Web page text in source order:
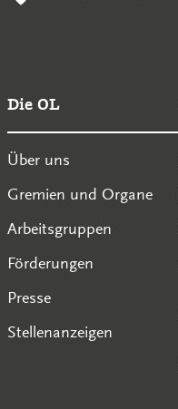
Die OL
Über uns
Gremien und Organe
Arbeitsgruppen
Förderungen
Presse
Stellenanzeigen